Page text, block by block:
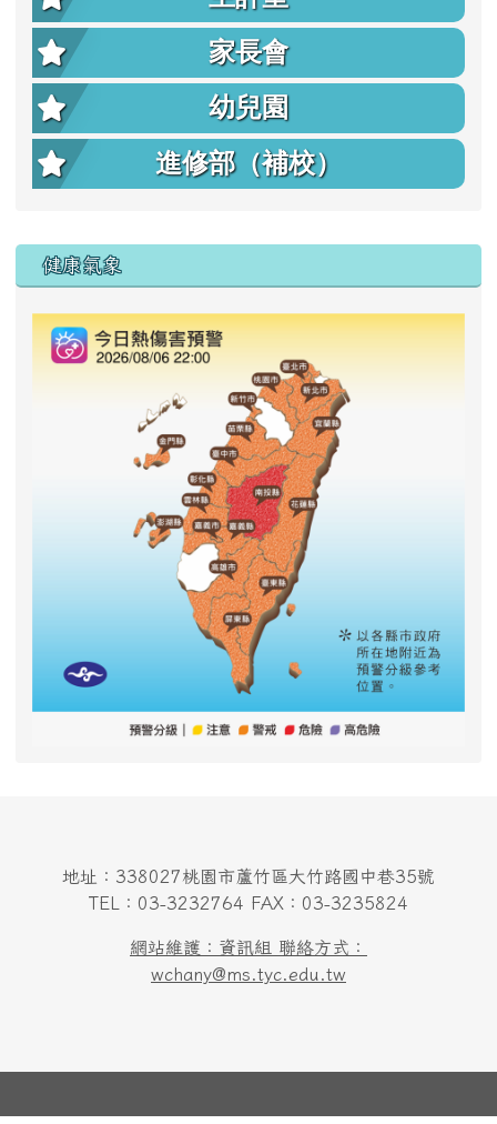
家長會
幼兒園
進修部（補校）
右邊區域內容
健康氣象
地址：338027桃園市蘆竹區大竹路國中巷35號
TEL：03-3232764 FAX：03-3235824
網站維護：資訊組 聯絡方式：
wchany@ms.tyc.edu.tw